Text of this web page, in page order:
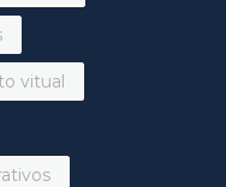
vitual